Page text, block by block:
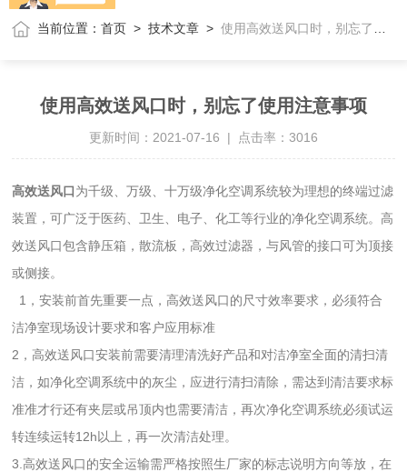
当前位置：首页 >技术文章 >使用高效送风口时，别忘了使用注意事项
使用高效送风口时，别忘了使用注意事项
更新时间：2021-07-16 | 点击率：3016
高效送风口为千级、万级、十万级净化空调系统较为理想的终端过滤
装置，可广泛于医药、卫生、电子、化工等行业的净化空调系统。高
效送风口包含静压箱，散流板，高效过滤器，与风管的接口可为顶接
或侧接。
1，安装前首先重要一点，高效送风口的尺寸效率要求，必须符合
洁净室现场设计要求和客户应用标准
2，高效送风口安装前需要清理清洗好产品和对洁净室全面的清扫清
洁，如净化空调系统中的灰尘，应进行清扫清除，需达到清洁要求标
准准才行还有夹层或吊顶内也需要清洁，再次净化空调系统必须试运
转连续运转12h以上，再一次清洁处理。
3.高效送风口的安全运输需严格按照生厂家的标志说明方向等放，在